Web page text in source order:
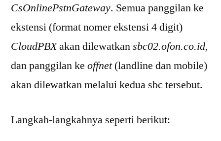
CsOnlinePstnGateway. Semua panggilan ke
ekstensi (format nomer ekstensi 4 digit)
CloudPBXakan dilewatkansbc02.ofon.co.id,
dan panggilan ke offnet(landline dan mobile)
akan dilewatkan melalui kedua sbc tersebut.
Langkah-langkahnya seperti berikut: